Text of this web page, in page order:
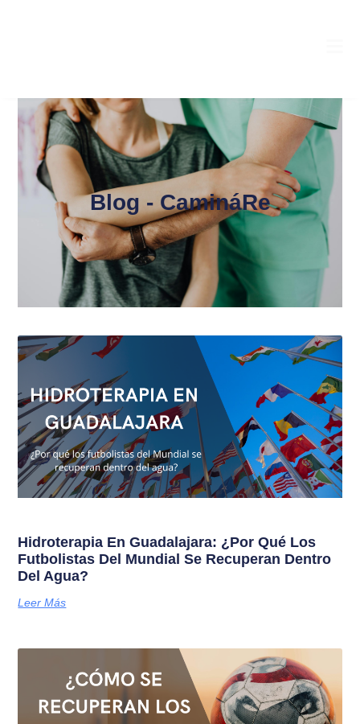
Blog - CamináRe
Hidroterapia En Guadalajara: ¿Por Qué Los
Futbolistas Del Mundial Se Recuperan Dentro
Del Agua?
Leer Más